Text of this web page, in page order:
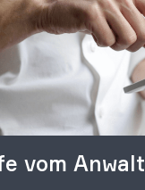
vom Anwalt